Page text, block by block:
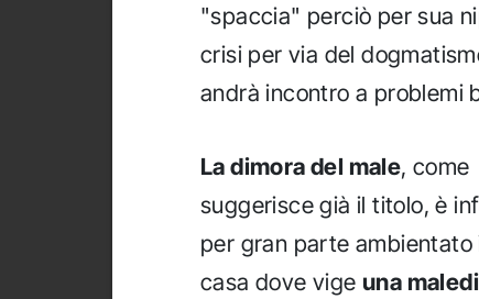
"spaccia" perciò per sua
crisi per via del
andrà incontro a problemi
La dimora del male, come
suggerisce già il titolo, è
per gran parte ambientato
casa dove vige una